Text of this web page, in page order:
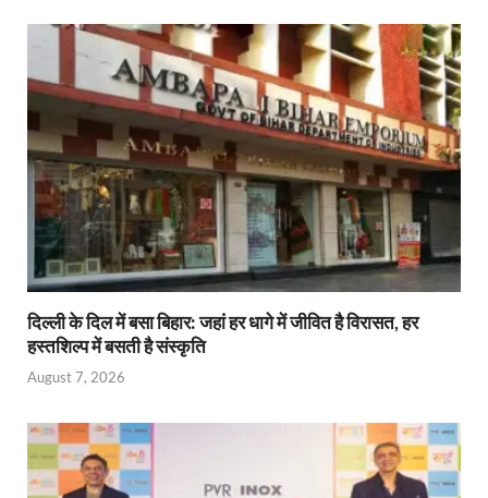
दिल्ली के दिल में बसा बिहार: जहां हर धागे में जीवित है विरासत, हर
हस्तशिल्प में बसती है संस्कृति
August 7, 2026